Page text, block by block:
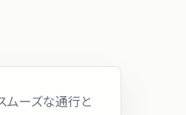
ムーズな通行と